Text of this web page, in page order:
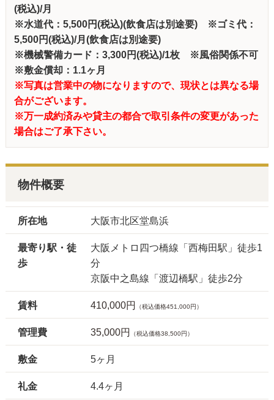
(税込)/月
※水道代：5,500円(税込)(飲食店は別途要) ※ゴミ代：
5,500円(税込)/月(飲食店は別途要)
※機械警備カード：3,300円(税込)/1枚 ※風俗関係不可
※敷金償却：1.1ヶ月
※写真は営業中の物になりますので、現状とは異なる場
合がございます。
※万一成約済みや貸主の都合で取引条件の変更があった
場合はご了承下さい。
物件概要
所在地 大阪市北区堂島浜
最寄り駅・徒
歩
大阪メトロ四つ橋線「西梅田駅」徒歩1
分
京阪中之島線「渡辺橋駅」徒歩2分
賃料 410,000円 （税込価格451,000円）
管理費 35,000円 （税込価格38,500円）
敷金 5ヶ月
礼金 4.4ヶ月